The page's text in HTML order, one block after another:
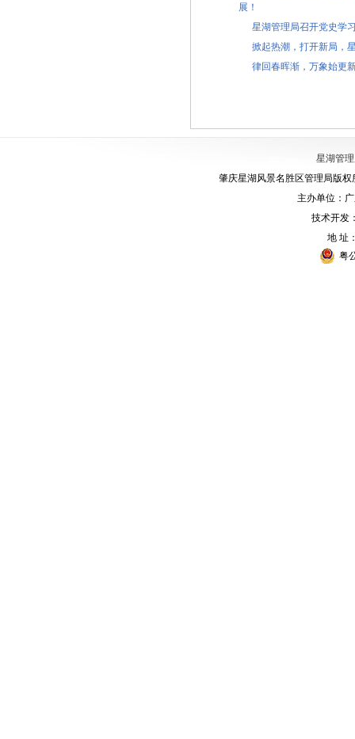
展！
星湖管理局召开党史学
掀起热潮，打开新局，
律回春晖渐，万象始更
星湖管
肇庆星湖风景名胜区管理局版权
主办单位：
技术开发
地 址
粤